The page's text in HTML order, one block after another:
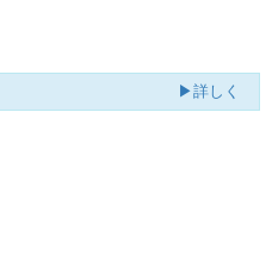
▶詳しく